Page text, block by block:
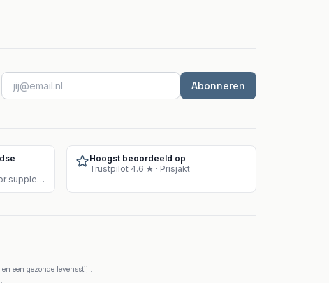
Abonneren
Goedgekeurd magazijn voor supplementenverkoop
Hoogst beoordeeld op
Trustpilot 4.6 ★ · Prisjakt
een gezonde levensstijl.